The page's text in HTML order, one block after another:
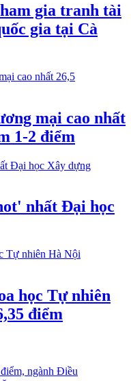
gia tranh tài
gia tại Cà
mại cao nhất
1-2 điểm
nhất Đại học
học Tự nhiên
điểm